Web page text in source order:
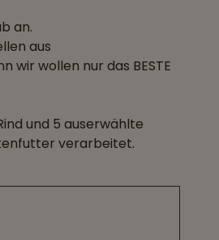
an.
aus
wollen nur das BESTE
und 5 auserwählte
verarbeitet.